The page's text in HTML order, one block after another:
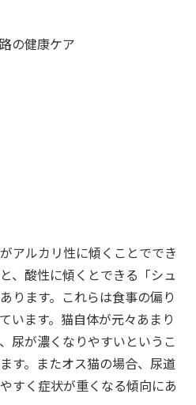
の健康ケア
アルカリ性に傾くことででき
、酸性に傾くとできる「シュ
ります。これらは食事の偏り
います。猫自体が元々あまり
尿が濃くなりやすいというこ
す。またオス猫の場合、尿道
すく症状が重くなる傾向にあ